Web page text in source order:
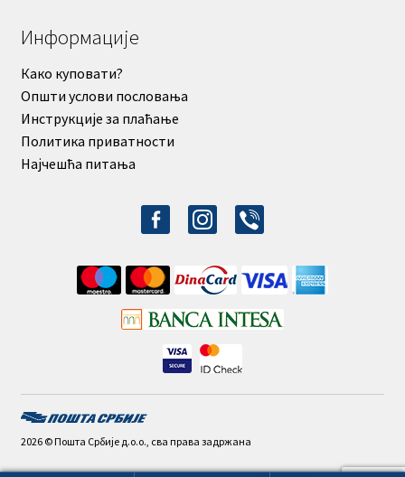
Информације
Како куповати?
Општи услови пословања
Инструкције за плаћање
Политика приватности
Најчешћа питања
facebook-
alt
instagram
viber
2026 © Пошта Србије д.о.о., сва права задржана